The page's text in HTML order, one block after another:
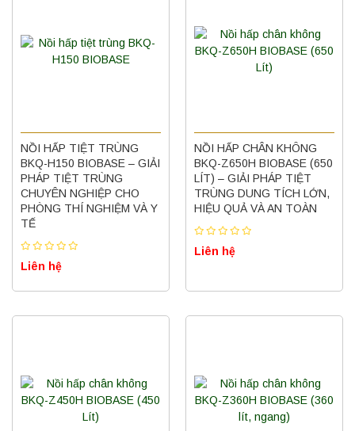
NỒI HẤP TIỆT TRÙNG
BKQ-H150 BIOBASE – GIẢI
PHÁP TIỆT TRÙNG
CHUYÊN NGHIỆP CHO
PHÒNG THÍ NGHIỆM VÀ Y
TẾ
Liên hệ
NỒI HẤP CHÂN KHÔNG
BKQ-Z650H BIOBASE (650
LÍT) – GIẢI PHÁP TIỆT
TRÙNG DUNG TÍCH LỚN,
HIỆU QUẢ VÀ AN TOÀN
Liên hệ